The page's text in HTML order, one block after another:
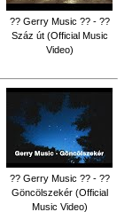
?? Gerry Music ?? - ??
Száz út (Official Music
Video)
?? Gerry Music ?? - ??
Göncölszekér (Official
Music Video)